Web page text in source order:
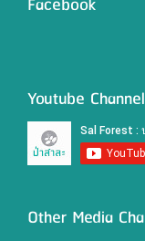
Youtube Channel
Other Media